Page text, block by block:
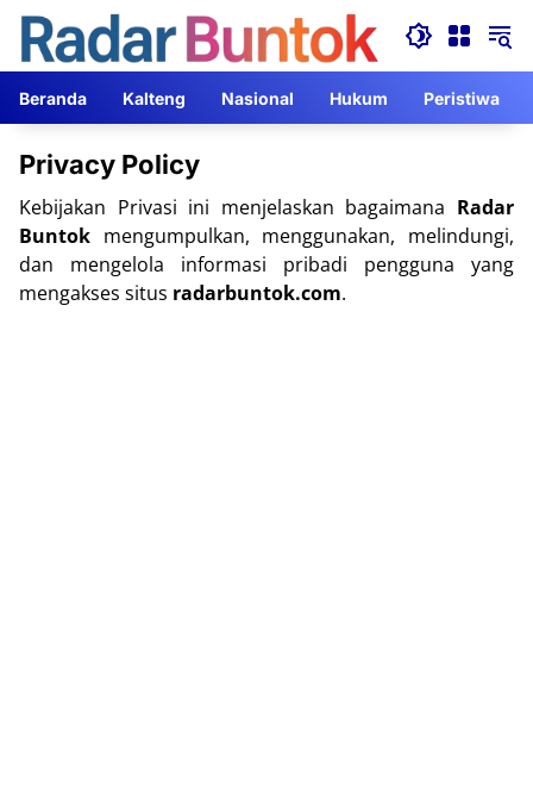
Langsung
konten
Beranda Kalteng Nasional Hukum Peristiwa
Privacy Policy
Kebijakan Privasi ini menjelaskan bagaimana Radar
Buntok mengumpulkan, menggunakan, melindungi,
dan mengelola informasi pribadi pengguna yang
mengakses situs radarbuntok.com.